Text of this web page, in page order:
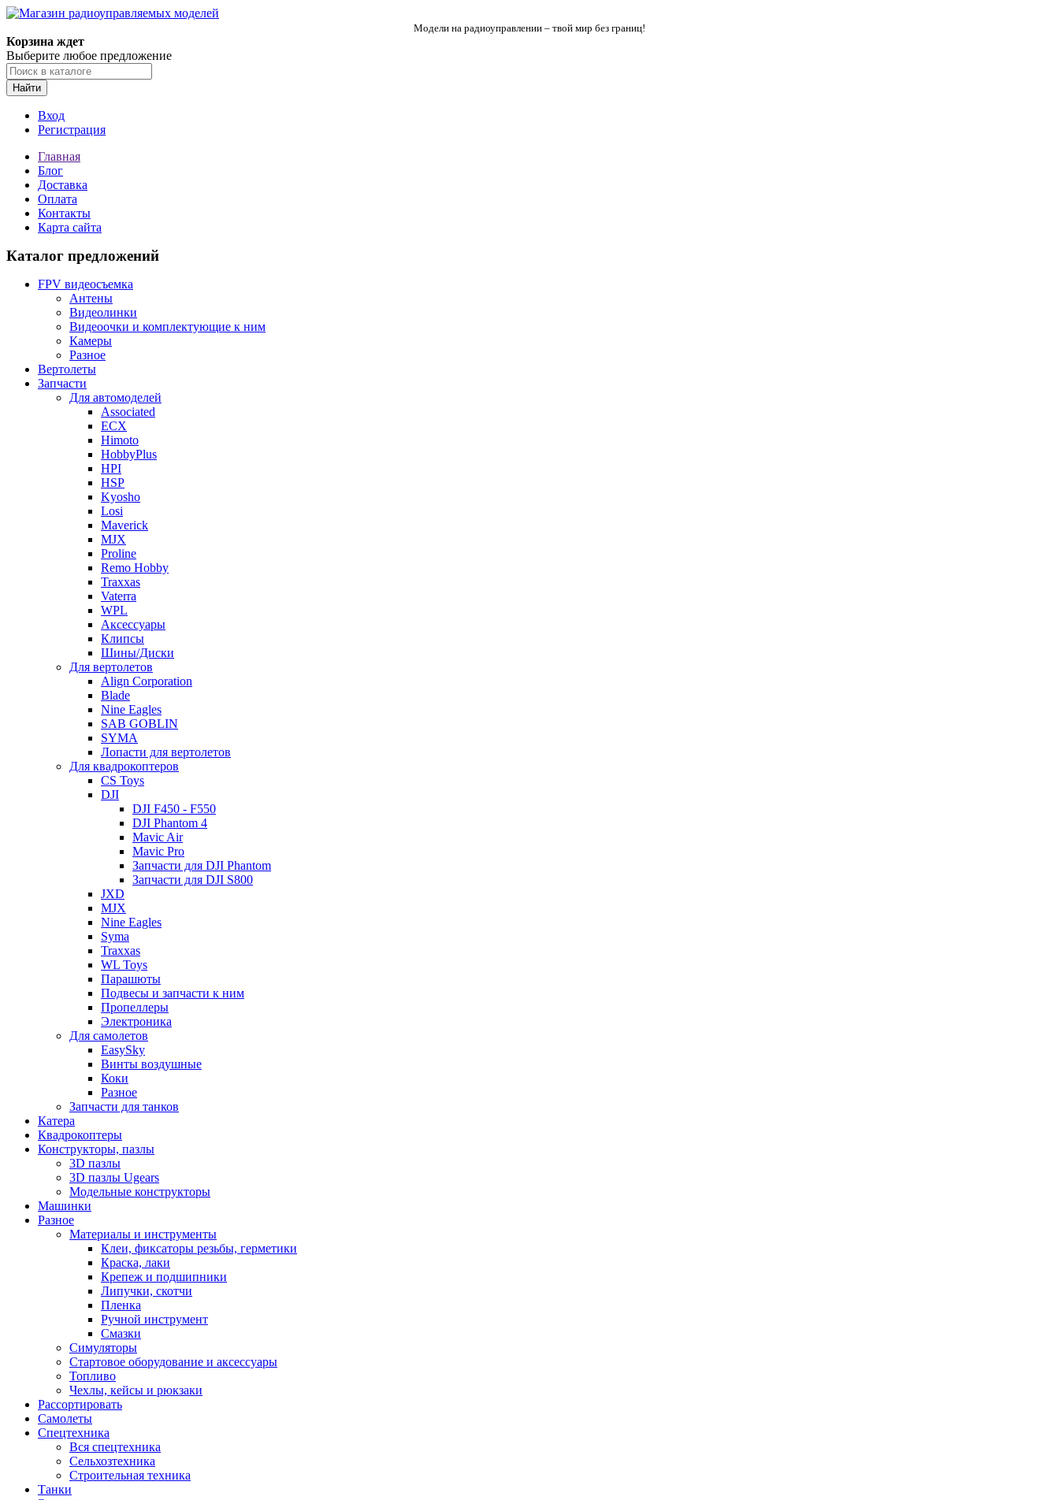
Модели на радиоуправлении – твой мир без границ!
Корзина ждет
Выберите любое предложение
Найти
Вход
Регистрация
Главная
Блог
Доставка
Оплата
Контакты
Карта сайта
Каталог предложений
FPV видеосъемка
Антены
Видеолинки
Видеоочки и комплектующие к ним
Камеры
Разное
Вертолеты
Запчасти
Для автомоделей
Associated
ECX
Himoto
HobbyPlus
HPI
HSP
Kyosho
Losi
Maverick
MJX
Proline
Remo Hobby
Traxxas
Vaterra
WPL
Аксессуары
Клипсы
Шины/Диски
Для вертолетов
Align Corporation
Blade
Nine Eagles
SAB GOBLIN
SYMA
Лопасти для вертолетов
Для квадрокоптеров
CS Toys
DJI
DJI F450 - F550
DJI Phantom 4
Mavic Air
Mavic Pro
Запчасти для DJI Phantom
Запчасти для DJI S800
JXD
MJX
Nine Eagles
Syma
Traxxas
WL Toys
Парашюты
Подвесы и запчасти к ним
Пропеллеры
Электроника
Для самолетов
EasySky
Винты воздушные
Коки
Разное
Запчасти для танков
Катера
Квадрокоптеры
Конструкторы, пазлы
3D пазлы
3D пазлы Ugears
Модельные конструкторы
Машинки
Разное
Материалы и инструменты
Клеи, фиксаторы резьбы, герметики
Краска, лаки
Крепеж и подшипники
Липучки, скотчи
Пленка
Ручной инструмент
Смазки
Симуляторы
Стартовое оборудование и аксессуары
Топливо
Чехлы, кейсы и рюкзаки
Рассортировать
Самолеты
Спецтехника
Вся спецтехника
Сельхозтехника
Строительная техника
Танки